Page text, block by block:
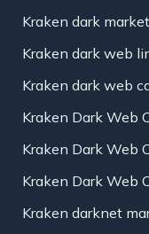
Kraken dark
Kraken dark web
Kraken dark web
Kraken Dark Web
Kraken Dark Web
Kraken Dark Web
Kraken darknet